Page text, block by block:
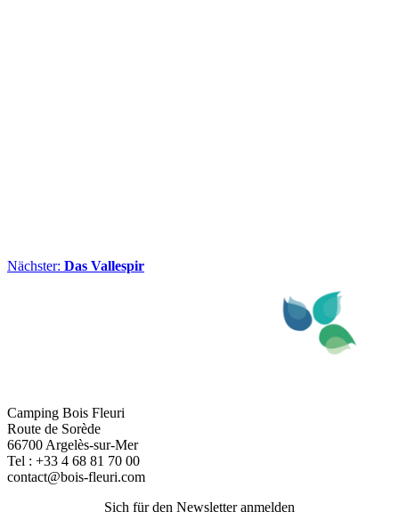
Nächster: Das Vallespir
Camping Bois Fleuri
Route de Sorède
66700 Argelès-sur-Mer
Tel : +33 4 68 81 70 00
contact@bois-fleuri.com
Sich für den Newsletter anmelden